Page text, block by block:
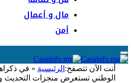
مال و أعمال
أمن
أنت الآن تتصفح:الرئيسية»
الوطني تستعرض منجزات التحديث